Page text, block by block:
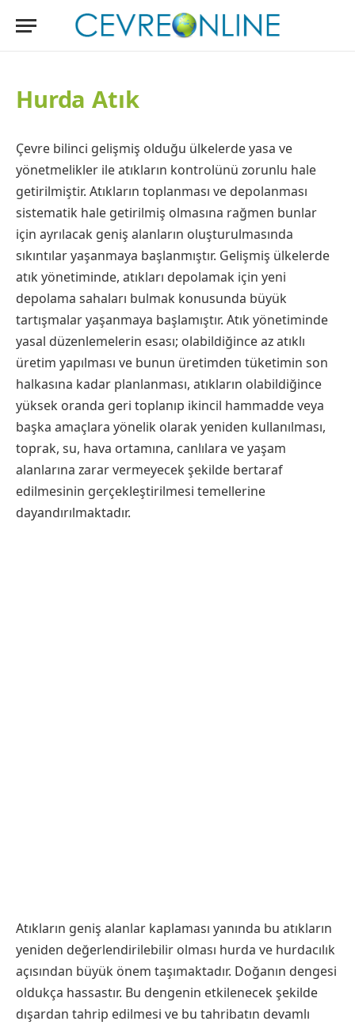
Hurda Atık
Çevre bilinci gelişmiş olduğu ülkelerde yasa ve
yönetmelikler ile atıkların kontrolünü zorunlu hale
getirilmiştir. Atıkların toplanması ve depolanması
sistematik hale getirilmiş olmasına rağmen bunlar
için ayrılacak geniş alanların oluşturulmasında
sıkıntılar yaşanmaya başlanmıştır. Gelişmiş ülkelerde
atık yönetiminde, atıkları depolamak için yeni
depolama sahaları bulmak konusunda büyük
tartışmalar yaşanmaya başlamıştır. Atık yönetiminde
yasal düzenlemelerin esası; olabildiğince az atıklı
üretim yapılması ve bunun üretimden tüketimin son
halkasına kadar planlanması, atıkların olabildiğince
yüksek oranda geri toplanıp ikincil hammadde veya
başka amaçlara yönelik olarak yeniden kullanılması,
toprak, su, hava ortamına, canlılara ve yaşam
alanlarına zarar vermeyecek şekilde bertaraf
edilmesinin gerçekleştirilmesi temellerine
dayandırılmaktadır.
Atıkların geniş alanlar kaplaması yanında bu atıkların
yeniden değerlendirilebilir olması hurda ve hurdacılık
açısından büyük önem taşımaktadır. Doğanın dengesi
oldukça hassastır. Bu dengenin etkilenecek şekilde
dışardan tahrip edilmesi ve bu tahribatın devamlı